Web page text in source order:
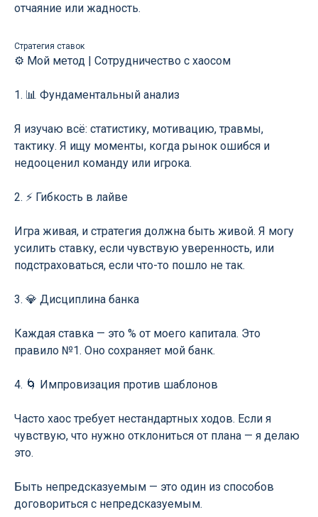
отчаяние или жадность.
Стратегия ставок
⚙️ Мой метод | Сотрудничество с хаосом
1. 📊 Фундаментальный анализ
Я изучаю всё: статистику, мотивацию, травмы,
тактику. Я ищу моменты, когда рынок ошибся и
недооценил команду или игрока.
2. ⚡️ Гибкость в лайве
Игра живая, и стратегия должна быть живой. Я могу
усилить ставку, если чувствую уверенность, или
подстраховаться, если что-то пошло не так.
3. 💎 Дисциплина банка
Каждая ставка — это % от моего капитала. Это
правило №1. Оно сохраняет мой банк.
4. 🌀 Импровизация против шаблонов
Часто хаос требует нестандартных ходов. Если я
чувствую, что нужно отклониться от плана — я делаю
это.
Быть непредсказуемым — это один из способов
договориться с непредсказуемым.